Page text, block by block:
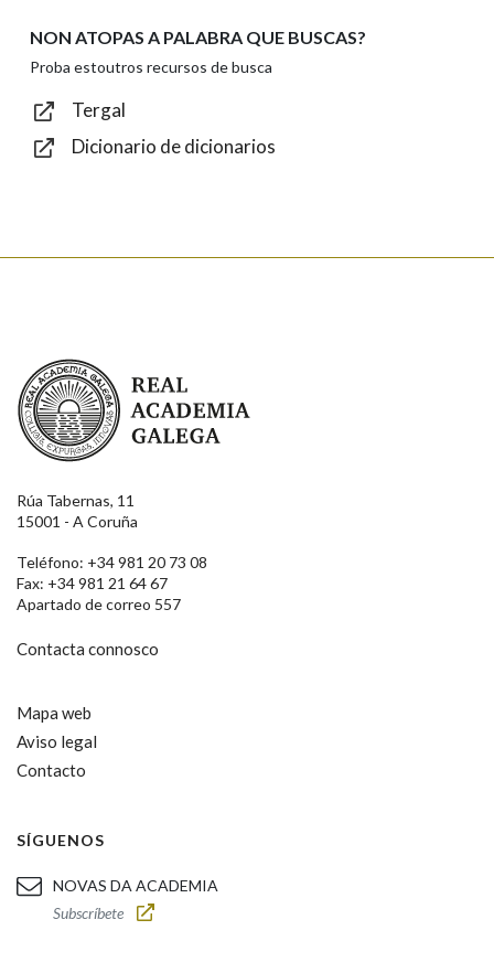
Texto de verificación
NON ATOPAS A PALABRA QUE BUSCAS?
Proba estoutros recursos de busca
Tergal
Dicionario de dicionarios
Real Academia Galega
Rúa Tabernas, 11
15001 - A Coruña
Teléfono: +34 981 20 73 08
Fax: +34 981 21 64 67
Apartado de correo 557
Contacta connosco
Mapa web
Aviso legal
Contacto
SÍGUENOS
NOVAS DA ACADEMIA
Subscríbete